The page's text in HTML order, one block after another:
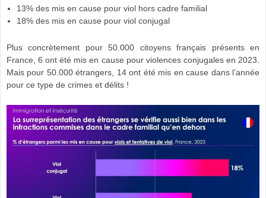
13% des mis en cause pour viol hors cadre familial
18% des mis en cause pour viol conjugal
Plus concrètement pour 50.000 citoyens français présents en
France, 6 ont été mis en cause pour violences conjugales en 2023.
Mais pour 50.000 étrangers, 14 ont été mis en cause dans l’année
pour ce type de crimes et délits !